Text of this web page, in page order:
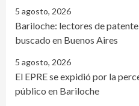
5 agosto, 2026
Bariloche: lectores de
buscado en Buenos Aires
5 agosto, 2026
El EPRE se expidió por la
público en Bariloche